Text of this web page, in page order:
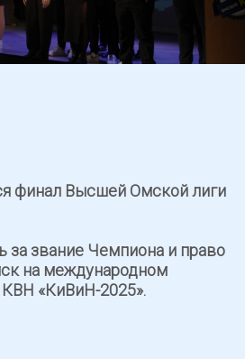
финал Высшей Омской лиги
за звание Чемпиона и право
на международном
«КиВиН-2025».